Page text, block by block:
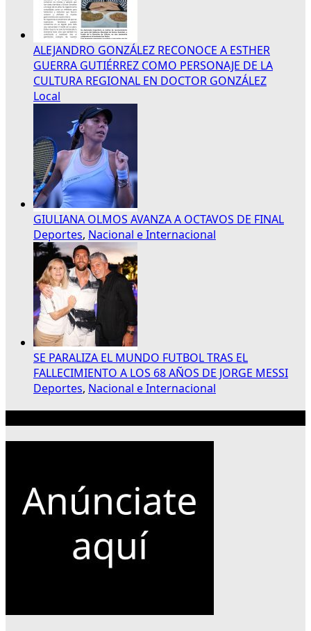
ALEJANDRO GONZÁLEZ RECONOCE A ESTHER
GUERRA GUTIÉRREZ COMO PERSONAJE DE LA
CULTURA REGIONAL EN DOCTOR GONZÁLEZ
Local
GIULIANA OLMOS AVANZA A OCTAVOS DE FINAL
Deportes, Nacional e Internacional
SE PARALIZA EL MUNDO FUTBOL TRAS EL
FALLECIMIENTO A LOS 68 AÑOS DE JORGE MESSI
Deportes, Nacional e Internacional